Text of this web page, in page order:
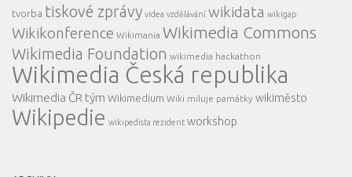
tvorba tiskové zprávy videa vzdělávání wikidata wikigap
Wikikonference Wikimania Wikimedia Commons
Wikimedia Foundation wikimedia hackathon
Wikimedia Česká republika
Wikimedia ČR tým Wikimedium Wiki miluje památky wikiměsto
Wikipedie wikipedista rezident workshop